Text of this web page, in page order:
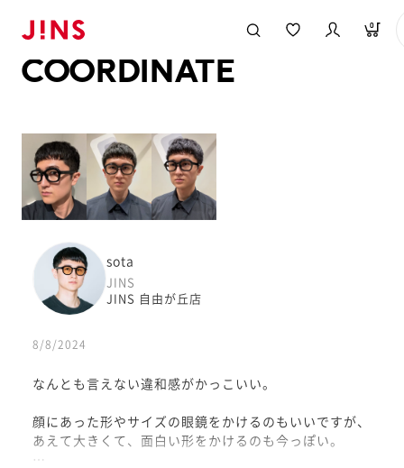
0
COORDINATE
sota
JINS
JINS 自由が丘店
8/8/2024
なんとも言えない違和感がかっこいい。
顔にあった形やサイズの眼鏡をかけるのもいいですが、
あえて大きくて、面白い形をかけるのも今っぽい。